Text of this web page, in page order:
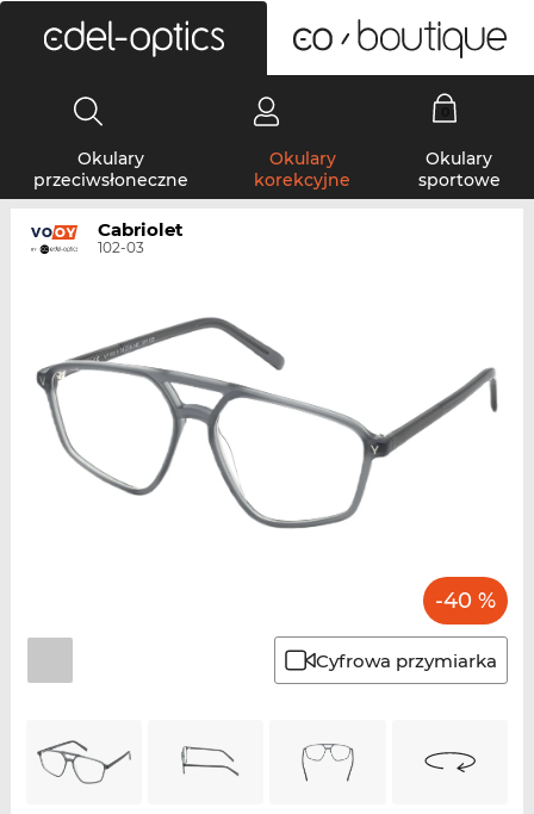
Okulary
przeciwsłoneczne
Okulary
korekcyjne
Okulary
sportowe
Cabriolet
102-03
-40 %
Cyfrowa przymiarka